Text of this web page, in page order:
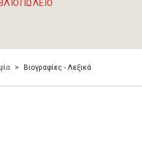
> Βιογραφίες - Λεξικά